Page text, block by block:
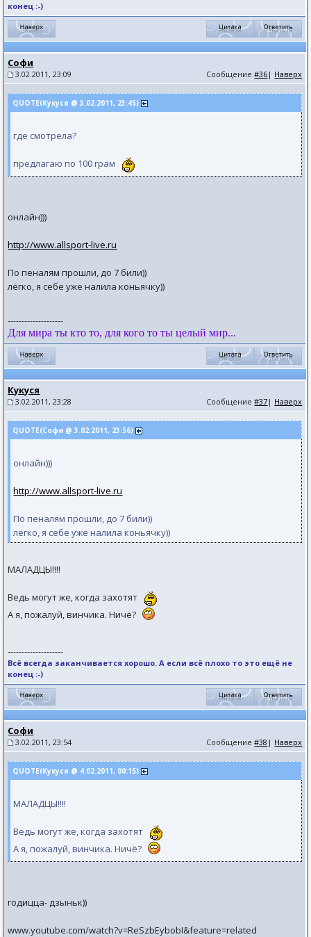
конец :-)
Софи
3.02.2011, 23:09 Сообщение#36 | Наверх
QUOTE(Кукуся @ 3.02.2011, 23:45)
где смотрела?
предлагаю по 100 грам
онлайн)))
http://www.allsport-live.ru
По пеналям прошли, до 7 били))
лёгко, я себе уже налила коньячку))
--------------------
Для мира ты кто то, для кого то ты целый мир...
Кукуся
3.02.2011, 23:28 Сообщение#37 | Наверх
QUOTE(Софи @ 3.02.2011, 23:56)
онлайн)))
http://www.allsport-live.ru
По пеналям прошли, до 7 били))
лёгко, я себе уже налила коньячку))
МАЛАДЦЫ!!!!
Ведь могут же, когда захотят
А я, пожалуй, винчика. Ничё?
--------------------
Всё всегда заканчивается хорошо. А если всё плохо то это ещё не
конец :-)
Софи
3.02.2011, 23:54 Сообщение#38 | Наверх
QUOTE(Кукуся @ 4.02.2011, 00:15)
МАЛАДЦЫ!!!!
Ведь могут же, когда захотят
А я, пожалуй, винчика. Ничё?
годицца- дзыньк))
www.youtube.com/watch?v=ReSzbEybobI&feature=related